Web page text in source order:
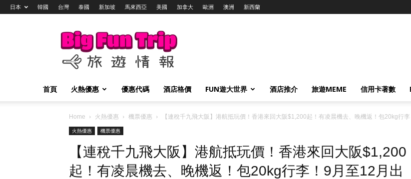
日本 韓國 台灣 泰國 新加坡 馬來西亞 美國 加拿大 歐洲 澳洲 新西蘭
Big
Trip
旅
情
報
首頁 火熱優惠 優惠代碼 酒店格價 FUN遊大世界 酒店推介 旅遊MEME 信用卡著數
Home 火熱優惠 機票優惠
【連稅千九飛大阪】港航抵玩價！香港來回大阪$1,200起！有凌晨機去、晚機返！包20kg行
火熱優惠
機票優惠
【連稅千九飛大阪】港航抵玩價！香港來回大阪$1,200
起！有凌晨機去、晚機返！包20kg行李！9月至12月出